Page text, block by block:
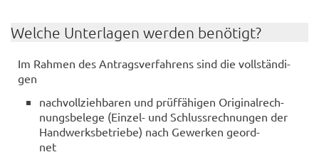
Wel­che Un­ter­la­gen wer­den be­nö­tigt?
Im Rah­men des An­trags­ver­fah­rens sind die voll­stän­di­
gen
nach­voll­zieh­ba­ren und prüf­fä­hi­gen Ori­gi­nal­rech­
nungs­be­le­ge (Einzel-​ und Schluss­rech­nun­gen der
Hand­werks­be­trie­be) nach Ge­wer­ken ge­ord­
net